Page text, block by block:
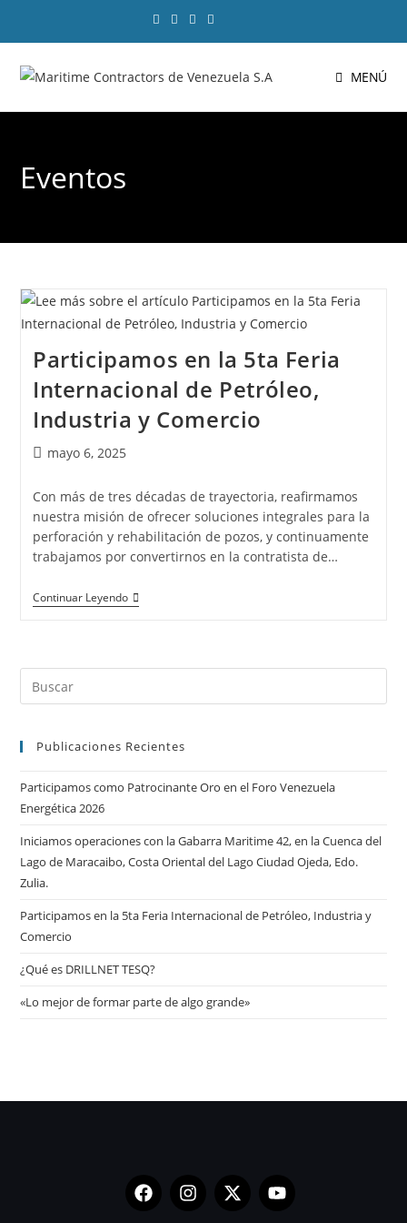
MENÚ
Eventos
Participamos en la 5ta Feria
Internacional de Petróleo,
Industria y Comercio
mayo 6, 2025
Con más de tres décadas de trayectoria, reafirmamos
nuestra misión de ofrecer soluciones integrales para la
perforación y rehabilitación de pozos, y continuamente
trabajamos por convertirnos en la contratista de…
Continuar Leyendo
Publicaciones Recientes
Participamos como Patrocinante Oro en el Foro Venezuela
Energética 2026
Iniciamos operaciones con la Gabarra Maritime 42, en la Cuenca del
Lago de Maracaibo, Costa Oriental del Lago Ciudad Ojeda, Edo.
Zulia.
Participamos en la 5ta Feria Internacional de Petróleo, Industria y
Comercio
¿Qué es DRILLNET TESQ?
«Lo mejor de formar parte de algo grande»